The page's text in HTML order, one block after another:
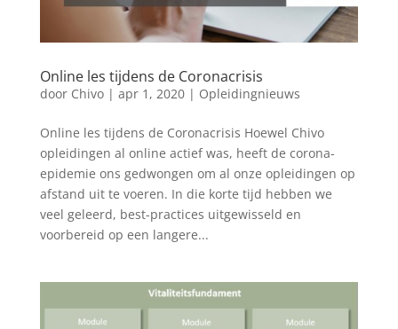
Online les tijdens de Coronacrisis
door Chivo| apr 1, 2020| Opleidingnieuws
Online les tijdens de Coronacrisis Hoewel Chivo
opleidingen al online actief was, heeft de corona-
epidemie ons gedwongen om al onze opleidingen op
afstand uit te voeren. In die korte tijd hebben we
veel geleerd, best-practices uitgewisseld en
voorbereid op een langere...